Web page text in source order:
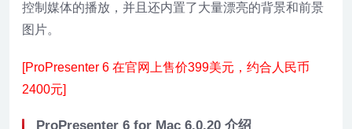
控制媒体的播放，并且还内置了大量漂亮的背景和前景
图片。
[ProPresenter 6 在官网上售价399美元，约合人民币
2400元]
ProPresenter 6 for Mac 6.0.20 介绍